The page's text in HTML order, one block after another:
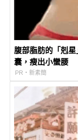
腹部脂肪的「剋
囊，瘦出小蠻腰
PR・新素簡